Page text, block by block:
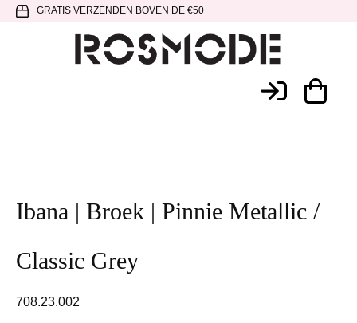
Spring
hoofdnavigatie
Door
SpringGRATIS VERZENDEN BOVEN DE €50
Ibana | Broek | Pinnie Metallic /
Classic Grey
708.23.002